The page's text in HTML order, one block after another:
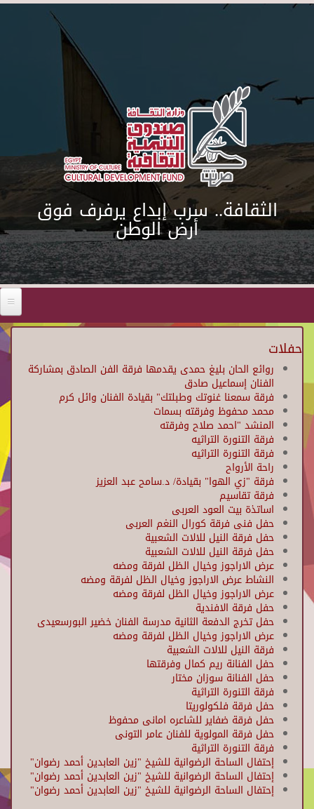
Skip to main content
الثقافة.. سرب إبداع يرفرف فوق
أرض الوطن
حفلات
روائع الحان بليغ حمدى يقدمها فرقة الفن الصادق بمشاركة
الفنان إسماعيل صادق
فرقة سمعنا غنوتك وطبلتك" بقيادة الفنان وائل كرم
محمد محفوظ وفرقته بسمات
المنشد "احمد صلاح وفرقته
فرقة التنورة التراثيه
فرقة التنورة التراثيه
راحة الأرواح
فرقة "زي الهوا" بقيادة/ د.سامح عبد العزيز
فرقة تقاسيم
اساتذة بيت العود العربى
حفل فنى فرقة كورال النغم العربى
حفل فرقة النيل للالات الشعبية
حفل فرقة النيل للالات الشعبية
عرض الاراجوز وخيال الظل لفرقة ومضه
النشاط عرض الاراجوز وخيال الظل لفرقة ومضه
عرض الاراجوز وخيال الظل لفرقة ومضه
حفل فرقة الافندية
حفل تخرج الدفعة الثانية مدرسة الفنان خضير البورسعيدى
عرض الاراجوز وخيال الظل لفرقة ومضه
فرقة النيل للالات الشعبية
حفل الفنانة ريم كمال وفرقتها
حفل الفنانة سوزان مختار
فرقة التنورة التراثية
حفل فرقة فلكولوريتا
حفل فرقة ضفاير للشاعره امانى محفوظ
حفل فرقة المولوية للفنان عامر التونى
فرقة التنورة التراثية
إحتفال الساحة الرضوانية للشيخ "زين العابدين أحمد رضوان"
إحتفال الساحة الرضوانية للشيخ "زين العابدين أحمد رضوان"
إحتفال الساحة الرضوانية للشيخ "زين العابدين أحمد رضوان"